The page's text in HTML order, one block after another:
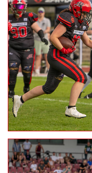
05.07.2026:
Gießen